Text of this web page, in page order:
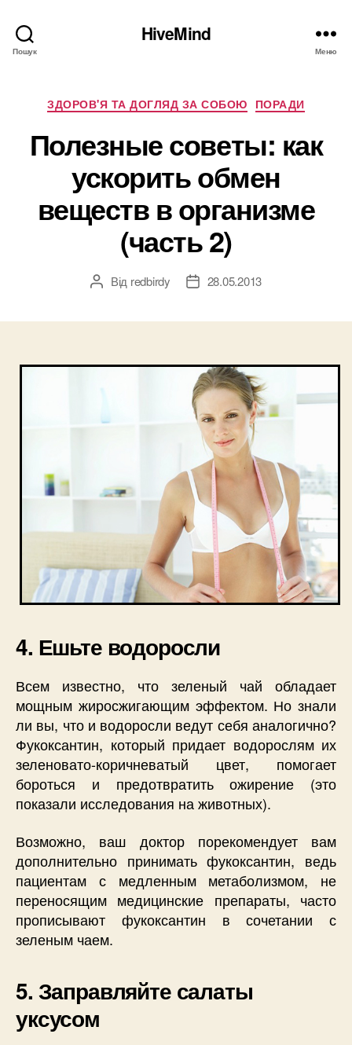
Пошук
HiveMind
Меню
Категорії
ЗДОРОВ'Я ТА ДОГЛЯД ЗА СОБОЮ ПОРАДИ
Полезные советы: как
ускорить обмен
веществ в организме
(часть 2)
Автор
Від redbirdy
Дата28.05.2013
4. Ешьте водоросли
Всем известно, что зеленый чай обладает
мощным жиросжигающим эффектом. Но знали
ли вы, что и водоросли ведут себя аналогично?
Фукоксантин, который придает водорослям их
зеленовато-коричневатый цвет, помогает
бороться и предотвратить ожирение (это
показали исследования на животных).
Возможно, ваш доктор порекомендует вам
дополнительно принимать фукоксантин, ведь
пациентам с медленным метаболизмом, не
переносящим медицинские препараты, часто
прописывают фукоксантин в сочетании с
зеленым чаем.
5. Заправляйте салаты
уксусом